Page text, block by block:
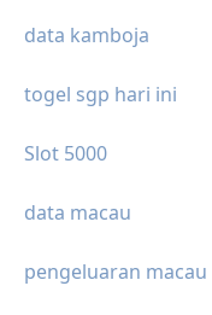
data kamboja
togel sgp hari ini
Slot 5000
data macau
pengeluaran macau